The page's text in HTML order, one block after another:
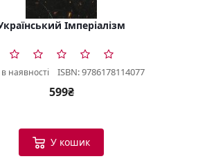
Імперіалізм
наявності ISBN: 9786178114077
599₴
У кошик